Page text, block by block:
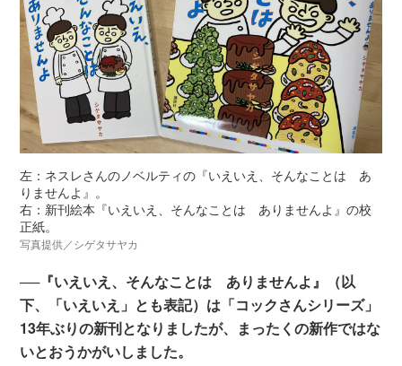
左：ネスレさんのノベルティの『いえいえ、そんなことは あ
りませんよ』。
右：新刊絵本『いえいえ、そんなことは ありませんよ』の校
正紙。
写真提供／シゲタサヤカ
──『いえいえ、そんなことは ありませんよ』（以
下、「いえいえ」とも表記）は「コックさんシリーズ」
13年ぶりの新刊となりましたが、まったくの新作ではな
いとおうかがいしました。